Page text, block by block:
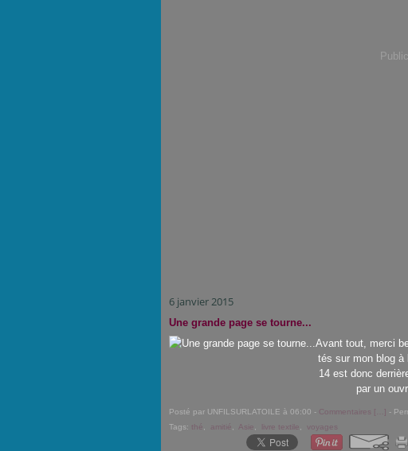
6 janvier 2015
Une grande page se tourne...
Avant tout, merci
tés sur mon blog à
14 est donc
par un
Posté par UNFILSURLATOILE à 06:00 - Commentaires [ ] -
Tags: thé amitié Asie livre textile voyages